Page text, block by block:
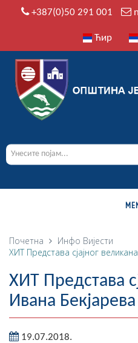
+387(0)50 291 001
Ћир
О
Историја
Географија
Насељена мјеста
Почетна Инфо Вијести
ХИТ Представа сјајног
ХИТ Представа
Ивана
19.07.2018.